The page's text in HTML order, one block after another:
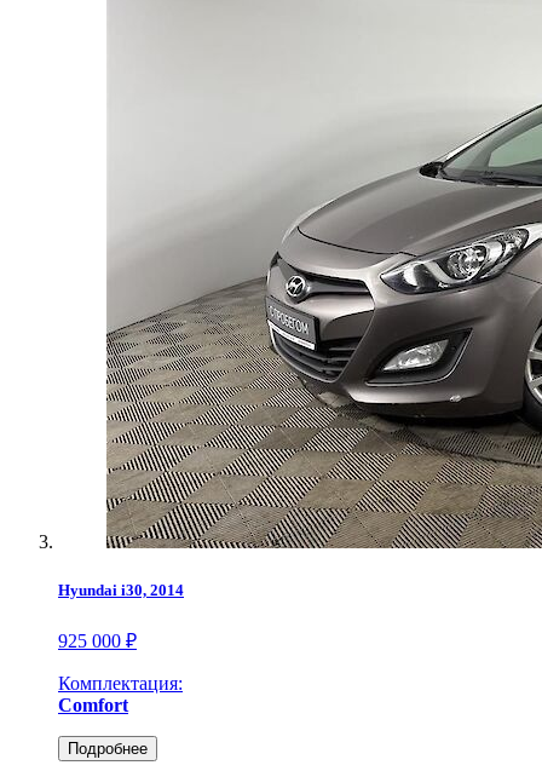
Hyundai i30, 2014
925 000 ₽
Комплектация:
Comfort
Подробнее